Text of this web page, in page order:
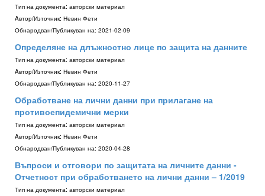
Тип на документа: авторски материал
Aвтор/Източник: Невин Фети
Обнародван/Публикуван на: 2021-02-09
Определяне на длъжностно лице по защита на данните
Тип на документа: авторски материал
Aвтор/Източник: Невин Фети
Обнародван/Публикуван на: 2020-11-27
Обработване на лични данни при прилагане на
противоепидемични мерки
Тип на документа: авторски материал
Aвтор/Източник: Невин Фети
Обнародван/Публикуван на: 2020-04-28
Въпроси и отговори по защитата на личните данни -
Отчетност при обработването на лични данни – 1/2019
Тип на документа: авторски материал